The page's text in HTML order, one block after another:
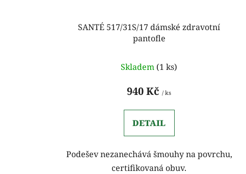
SANTÉ 517/31S/17 dámské zdravotní
pantofle
Skladem (1 ks)
940 Kč/ ks
DETAIL
Podešev nezanechává šmouhy na povrchu,
certifikovaná obuv.